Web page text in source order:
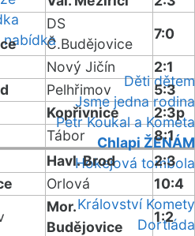
Děti dětem
Jsme jedna rodina
Petr Koukal a Kometa
Chlapi ŽENÁM
Hokejová tombola
Království Komety
Dortiáda
DS
Č.Budějovice
7:0
Nový Jičín
2:1
Pelhřimov
5:3
Kopřivnice
2:3p
Tábor
8:1
Havl. Brod
2:3
Orlová
10:4
Mor.
Budějovice
1:2